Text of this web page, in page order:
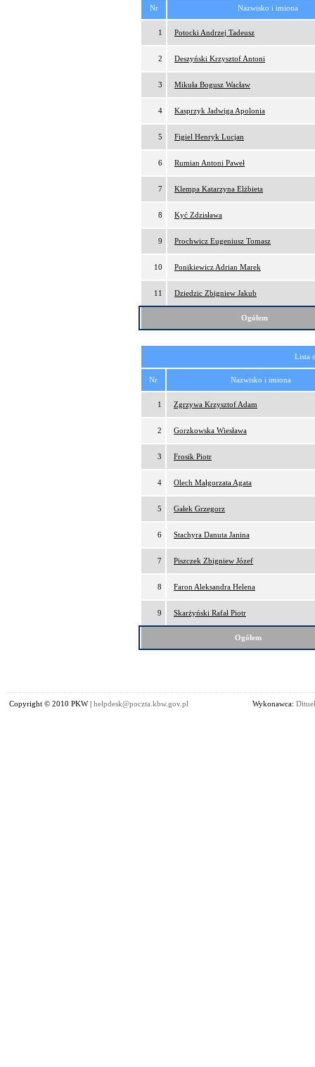
Nr Nazwisko i imiona
1 Potocki Andrzej Tadeusz
2 Deszyński Krzysztof Antoni
3 Mikuła Bogusz Wacław
4 Kasprzyk Jadwiga Apolonia
5 Figiel Henryk Lucjan
6 Rumian Antoni Paweł
7 Klempa Katarzyna Elżbieta
8 Kyć Zdzisława
9 Prochwicz Eugeniusz Tomasz
10 Ponikiewicz Adrian Marek
11 Dziedzic Zbigniew Jakub
Ogółem
Lista
Nr Nazwisko i imiona
1 Zgrzywa Krzysztof Adam
2 Gorzkowska Wiesława
3 Frosik Piotr
4 Olech Małgorzata Agata
5 Gałek Grzegorz
6 Stachyra Danuta Janina
7 Piszczek Zbigniew Józef
8 Faron Aleksandra Helena
9 Skarżyński Rafał Piotr
Ogółem
Copyright © 2010 PKW | helpdesk@poczta.kbw.gov.pl Wykonawca: